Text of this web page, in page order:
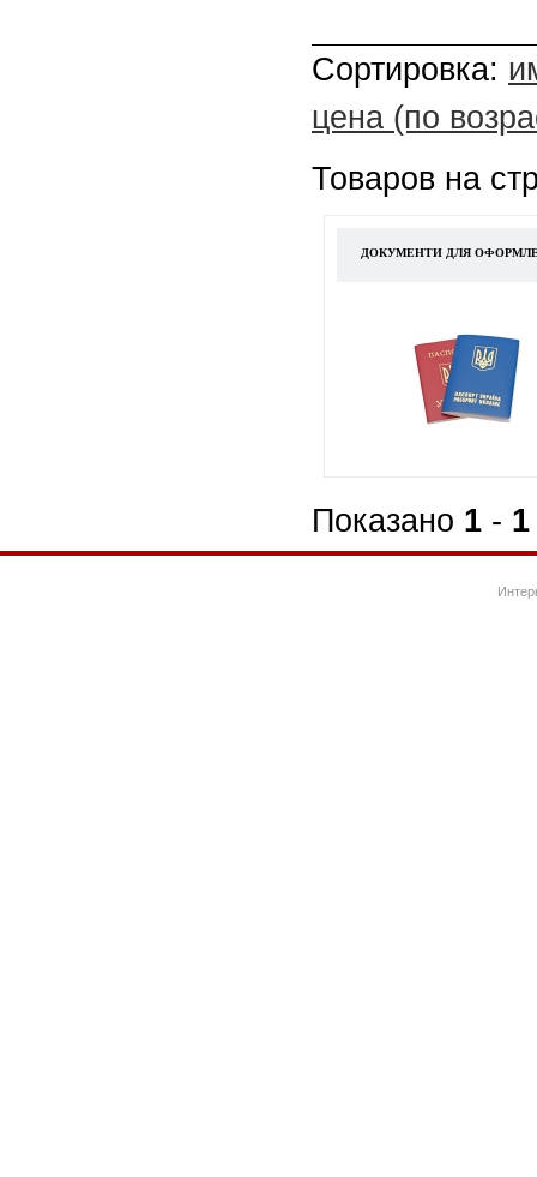
Сортировка:
цена (по
Товаров на
ДОКУМЕНТИ ДЛЯ
Показано 1 - 1